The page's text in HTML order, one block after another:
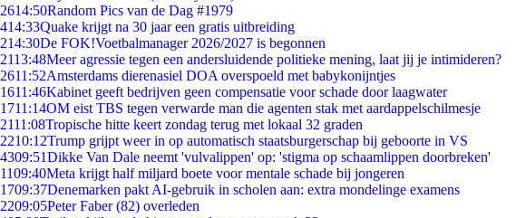
2614:50Random Pics van de Dag #1979
414:33Quake krijgt na 30 jaar een gratis uitbreiding
214:30De FOK!Voetbalmanager 2026/2027 is begonnen
2113:48Meer agressie tegen een andersluidende politieke mening, laat jij je intimideren?
2611:52Amsterdams dierenasiel DOA overspoeld met babykonijntjes
1611:46Kabinet geeft bedrijven geen compensatie voor schade door laagwater
1711:14OM eist TBS tegen verwarde man die agenten stak met aardappelschilmesje
2111:08Tropische hitte keert zondag terug met lokaal 32 graden
2210:12Trump grijpt weer in op automatisch staatsburgerschap bij geboorte in VS
4309:51Dikke Van Dale neemt 'vulvalippen' op: 'stigma op schaamlippen doorbreken'
1109:40Meta krijgt half miljard boete voor mentale schade bij jongeren
1709:37Denemarken pakt AI-gebruik in scholen aan: extra mondelinge examens
2209:05Peter Faber (82) overleden